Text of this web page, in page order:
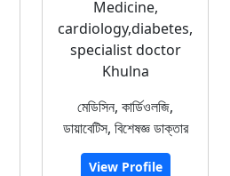
Medicine,
cardiology,diabetes,
specialist doctor
Khulna
মেডিসিন, কার্ডিওলজি,
ডায়াবেটিস, বিশেষজ্ঞ ডাক্তার
View Profile